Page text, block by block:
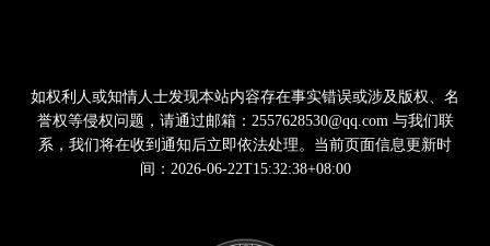
如权利人或知情人士发现本站内容存在事实错误或涉及版权、名
誉权等侵权问题，请通过邮箱：2557628530@qq.com 与我们联
系，我们将在收到通知后立即依法处理。当前页面信息更新时
间：2026-06-22T15:32:38+08:00